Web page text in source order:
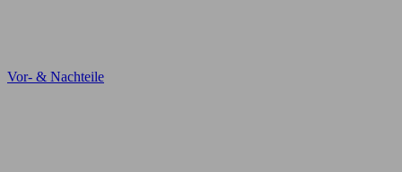
Vor- & Nachteile